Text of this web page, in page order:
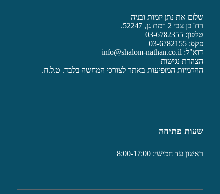
שלום את נתן יזמות ובניה
רח' בן צבי 2 רמת גן, 52247.
טלפון: 03-6782355
פקס: 03-6782155
דוא"ל: info@shalom-nathan.co.il
הצהרת נגישות
ההדמיות המופיעות באתר לצורכי המחשה בלבד. ט.ל.ח.
שעות פתיחה
ראשון עד חמישי: 8:00-17:00